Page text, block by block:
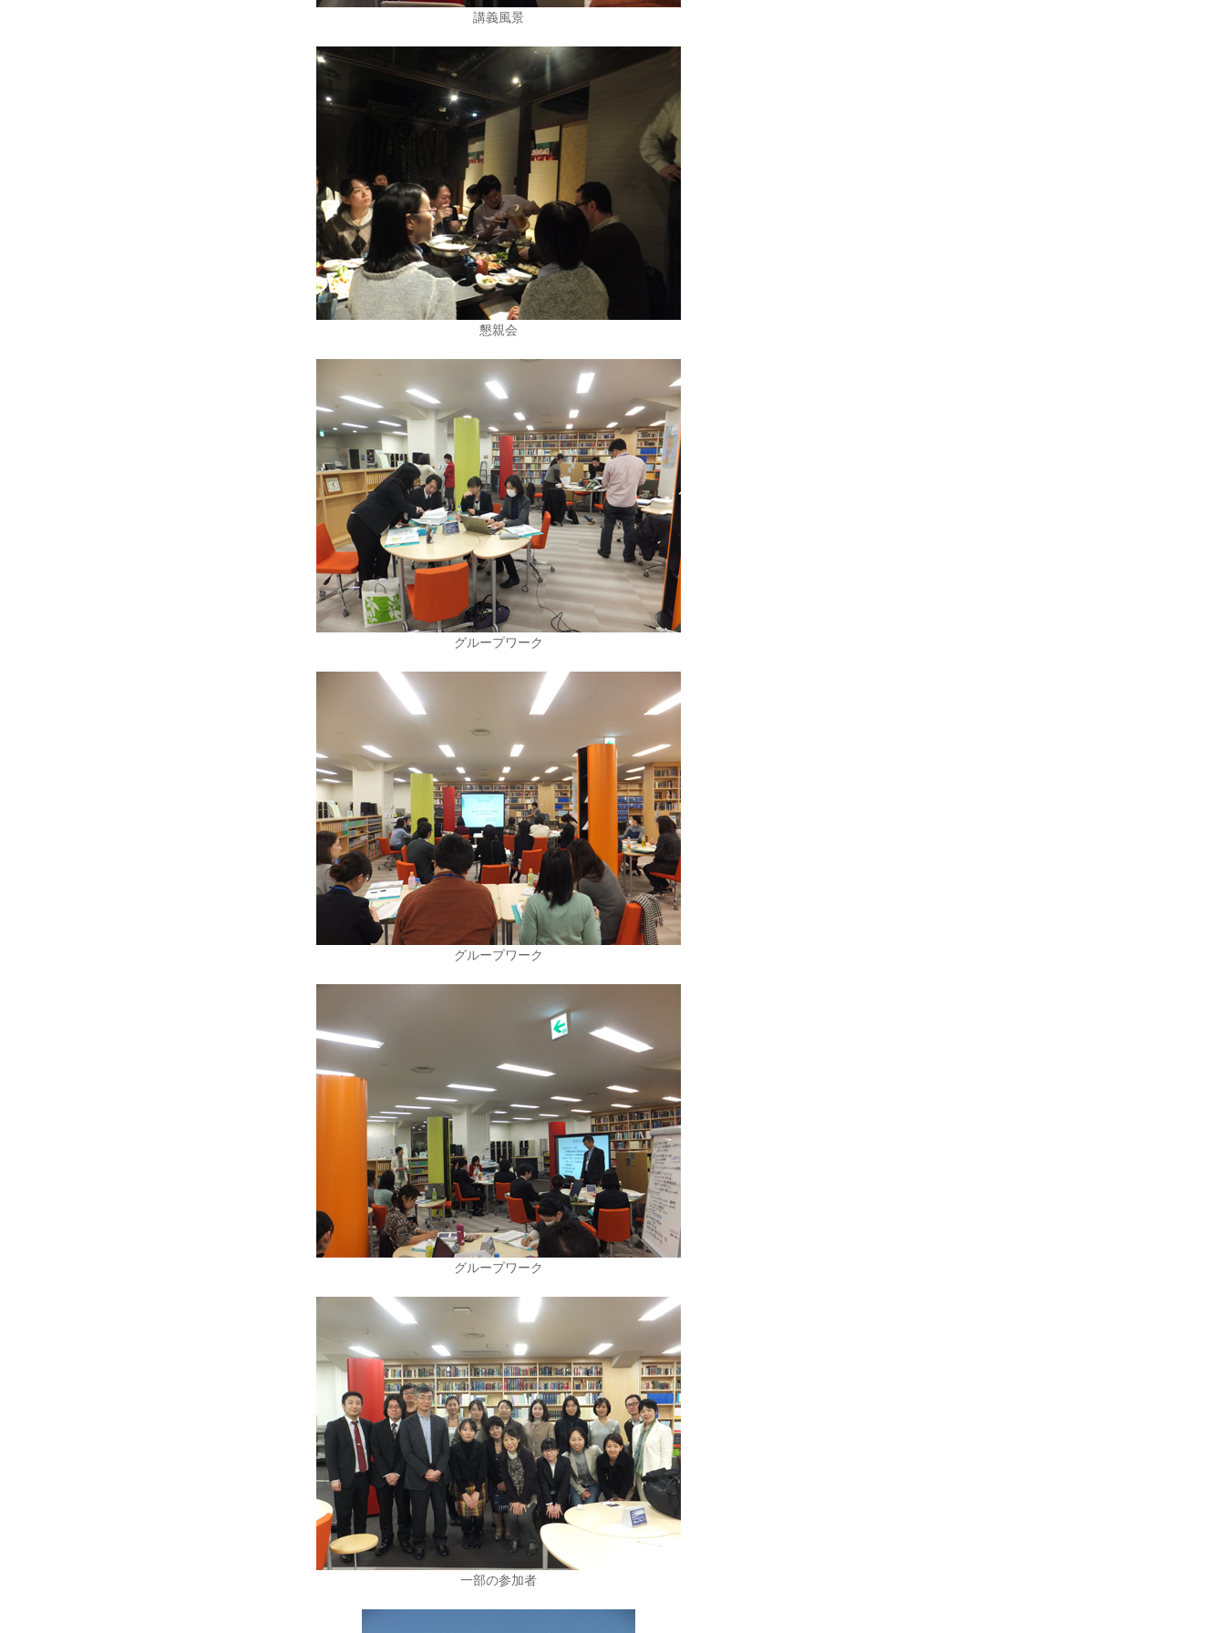
講義風景
懇親会
グループワーク
グループワーク
グループワーク
一部の参加者